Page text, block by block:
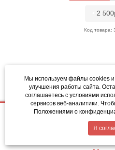
2
Код товара:
Матрица 15.6"
2 500р.
Мы используем файлы cookies и
улучшения работы сайта.
соглашаетесь с условиями
сервисов веб-аналитики.
Положениями о
Я